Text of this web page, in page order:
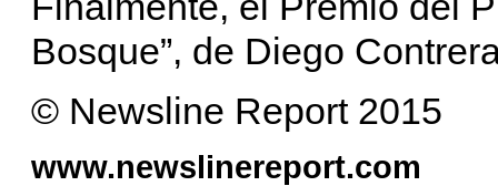
Bosque”, de Diego
© Newsline Report 2015
www.newslinereport.com